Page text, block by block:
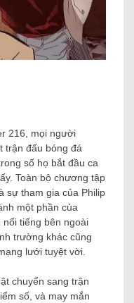
216, mọi người
trận đấu bóng đá
số họ bắt đầu ca
Toàn bộ chương tập
sự tham gia của Philip
một phần của
tiếng bên ngoài
trường khác cũng
lưới tuyệt vời.
chuyển sang trận
số, và may mắn